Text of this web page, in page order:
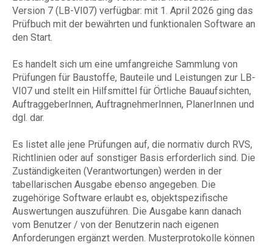
Version 7 (LB-VI07) verfügbar: mit 1. April 2026 ging das
Prüfbuch mit der bewährten und funktionalen Software an
den Start.
Es handelt sich um eine umfangreiche Sammlung von
Prüfungen für Baustoffe, Bauteile und Leistungen zur LB-
VI07 und stellt ein Hilfsmittel für Örtliche Bauaufsichten,
AuftraggeberInnen, AuftragnehmerInnen, PlanerInnen und
dgl. dar.
Es listet alle jene Prüfungen auf, die normativ durch RVS,
Richtlinien oder auf sonstiger Basis erforderlich sind. Die
Zuständigkeiten (Verantwortungen) werden in der
tabellarischen Ausgabe ebenso angegeben. Die
zugehörige Software erlaubt es, objektspezifische
Auswertungen auszuführen. Die Ausgabe kann danach
vom Benutzer / von der Benutzerin nach eigenen
Anforderungen ergänzt werden. Musterprotokolle können